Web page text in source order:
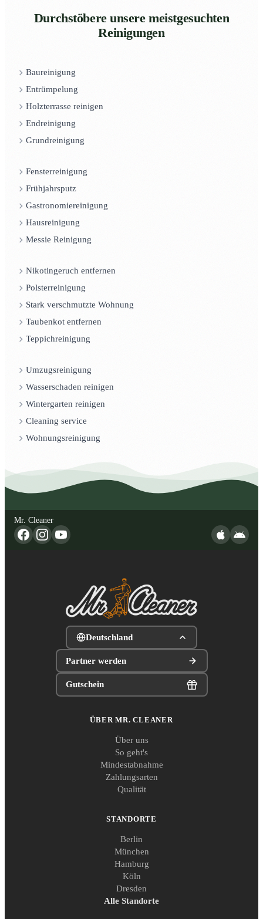
Durchstöbere unsere meistgesuchten
Reinigungen
Baureinigung
Entrümpelung
Holzterrasse reinigen
Endreinigung
Grundreinigung
Fensterreinigung
Frühjahrsputz
Gastronomiereinigung
Hausreinigung
Messie Reinigung
Nikotingeruch entfernen
Polsterreinigung
Stark verschmutzte Wohnung
Taubenkot entfernen
Teppichreinigung
Umzugsreinigung
Wasserschaden reinigen
Wintergarten reinigen
Cleaning service
Wohnungsreinigung
Mr. Cleaner
Deutschland
Partner werden
Gutschein
ÜBER MR. CLEANER
Über uns
So geht's
Mindestabnahme
Zahlungsarten
Qualität
STANDORTE
Berlin
München
Hamburg
Köln
Dresden
Alle Standorte